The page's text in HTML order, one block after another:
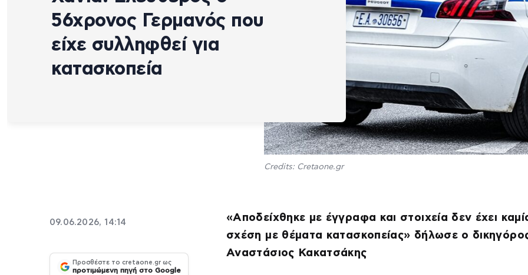
56χρονος Γερμανός που
είχε συλληφθεί για
κατασκοπεία
Credits: Cretaone.gr
09.06.2026, 14:14
Προσθέστε το cretaone.gr ως
προτιμώμενη πηγή στο Google
«Αποδείχθηκε με έγγραφα και στοιχεία δεν έχει
σχέση με θέματα κατασκοπείας» δήλωσε ο
Αναστάσιος Κακατσάκης